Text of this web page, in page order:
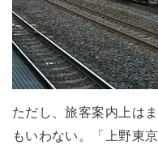
ただし、旅客案内上は
もいわない。「上野東